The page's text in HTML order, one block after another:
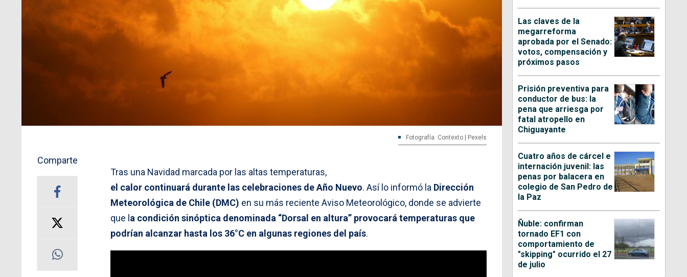
Fotografía: Contexto | Pexels
Comparte
Tras una Navidad marcada por las altas temperaturas,
el calor continuará durante las celebraciones de Año Nuevo. Así lo informó la Dirección
Meteorológica de Chile (DMC) en su más reciente Aviso Meteorológico, donde se advierte
que la condición sinóptica denominada “Dorsal en altura” provocará temperaturas que
podrían alcanzar hasta los 36°C en algunas regiones del país.
Las claves de la
megarreforma
aprobada por el Senado:
votos, compensación y
próximos pasos
Prisión preventiva para
conductor de bus: la
pena que arriesga por
fatal atropello en
Chiguayante
Cuatro años de cárcel e
internación juvenil: las
penas por balacera en
colegio de San Pedro de
la Paz
Ñuble: confirman
tornado EF1 con
comportamiento de
"skipping" ocurrido el 27
de julio